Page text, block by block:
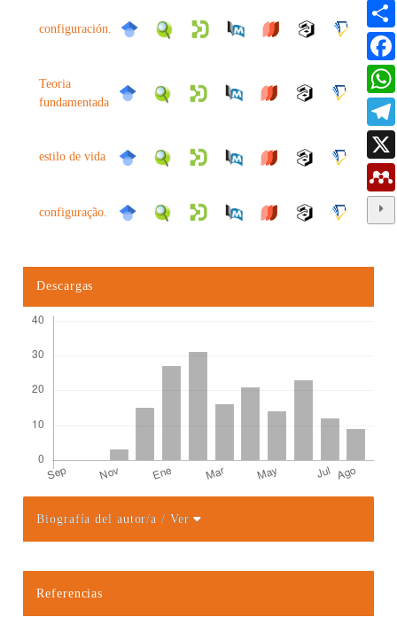
configuración.
Teoria
fundamentada
estilo de vida
configuração.
Descargas
Biografía del autor/a/ Ver
Referencias